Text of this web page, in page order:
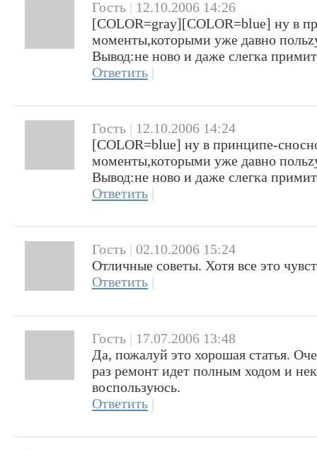
Гость | 12.10.2006 14:26
[COLOR=gray][COLOR=blue] ну в
моменты,которыми уже давно
Вывод:не ново и даже слегка
Ответить |
Гость | 12.10.2006 14:24
[COLOR=blue] ну в принципе-
моменты,которыми уже давно
Вывод:не ново и даже слегка
Ответить |
Гость | 02.10.2006 15:24
Отличные советы. Хотя все это
Ответить |
Гость | 17.07.2006 13:48
Да, пожалуй это хорошая статья.
раз ремонт идет полным ходом и
воспользуюсь.
Ответить |